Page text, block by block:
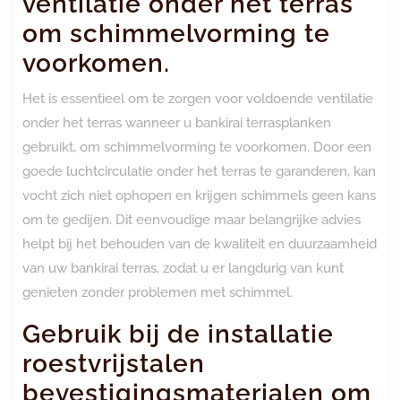
om schimmelvorming te
voorkomen.
Het is essentieel om te zorgen voor voldoende ventilatie
onder het terras wanneer u bankirai terrasplanken
gebruikt, om schimmelvorming te voorkomen. Door een
goede luchtcirculatie onder het terras te garanderen, kan
vocht zich niet ophopen en krijgen schimmels geen kans
om te gedijen. Dit eenvoudige maar belangrijke advies
helpt bij het behouden van de kwaliteit en duurzaamheid
van uw bankirai terras, zodat u er langdurig van kunt
genieten zonder problemen met schimmel.
Gebruik bij de installatie
roestvrijstalen
bevestigingsmaterialen om